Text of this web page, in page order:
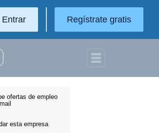
Entrar Regístrate gratis
ofertas de empleo
esta empresa